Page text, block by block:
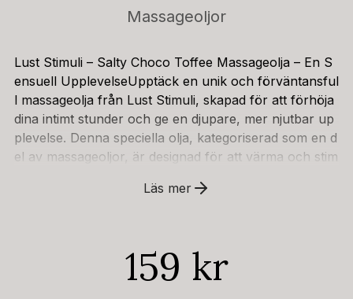
Massageoljor
Lust Stimuli – Salty Choco Toffee Massageolja – En S
ensuell UpplevelseUpptäck en unik och förväntansful
l massageolja från Lust Stimuli, skapad för att förhöja
dina intimt stunder och ge en djupare, mer njutbar up
plevelse. Denna speciella olja, kategoriserad som en d
el av massageoljor, är designad för att värma och stim
n behaglig, varm effekt. Med en naturlig doft och sma
nnen och förbereder dig för en intensivare kontakt.Olj
an är formulerad för att öka blodtillförseln till de områ
Läs mer
159 kr